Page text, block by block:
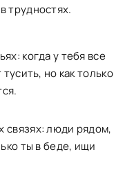
трудностях.
когда у тебя все
но как только
связях: люди рядом,
ты в беде, ищи